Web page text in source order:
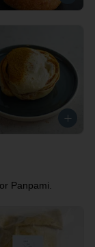
Panpami.